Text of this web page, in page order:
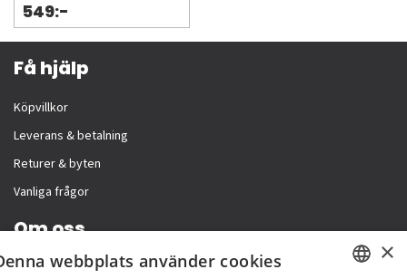
549:-
Få hjälp
Köpvillkor
Leverans & betalning
Returer & byten
Vanliga frågor
Om oss
Företagsinformation
×
webbplats använder cookies